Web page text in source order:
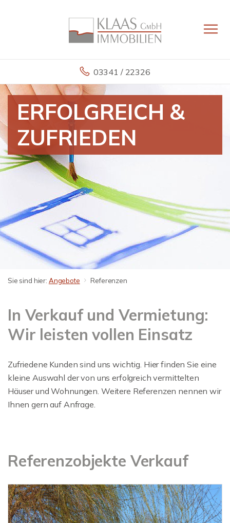
03341 / 22326
ERFOLGREICH &
ZUFRIEDEN
Sie sind hier: Angebote Referenzen
In Verkauf und Vermietung:
Wir leisten vollen Einsatz
Zufriedene Kunden sind uns wichtig. Hier finden Sie eine
kleine Auswahl der von uns erfolgreich vermittelten
Häuser und Wohnungen. Weitere Referenzen nennen wir
Ihnen gern auf Anfrage.
Referenzobjekte Verkauf